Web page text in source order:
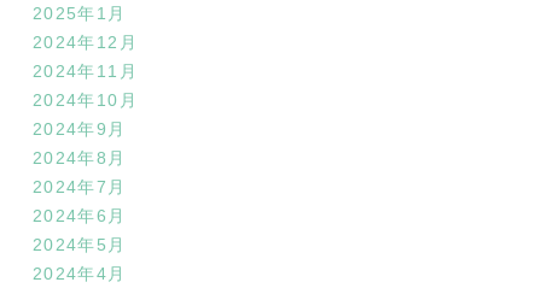
2025年1月
2024年12月
2024年11月
2024年10月
2024年9月
2024年8月
2024年7月
2024年6月
2024年5月
2024年4月